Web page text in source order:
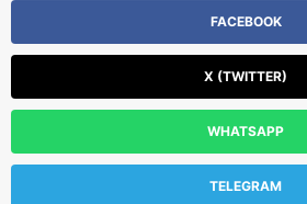
FACEBOOK
X (TWITTER)
WHATSAPP
TELEGRAM